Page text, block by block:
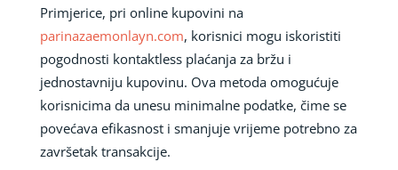
Primjerice, pri online kupovini na
parinazaemonlayn.com, korisnici mogu iskoristiti
pogodnosti kontaktless plaćanja za bržu i
jednostavniju kupovinu. Ova metoda omogućuje
korisnicima da unesu minimalne podatke, čime se
povećava efikasnost i smanjuje vrijeme potrebno za
završetak transakcije.